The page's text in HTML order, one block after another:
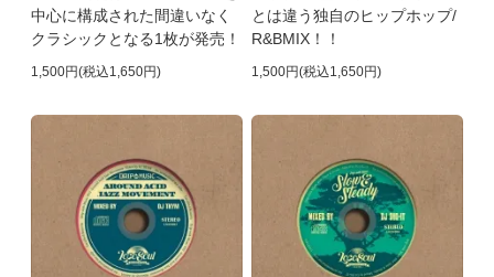
中心に構成された間違いなく
クラシックとなる1枚が発売！
1,500円(税込1,650円)
とは違う独自のヒップホップ/
R&BMIX！！
1,500円(税込1,650円)